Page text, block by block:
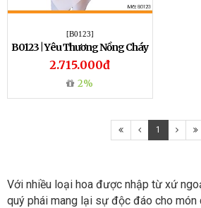
[B0123]
B0123 | Yêu Thương Nồng Cháy
2.715.000đ
2%
1
Với nhiều loại hoa được nhập từ xứ
quý phái mang lại sự độc đáo cho món